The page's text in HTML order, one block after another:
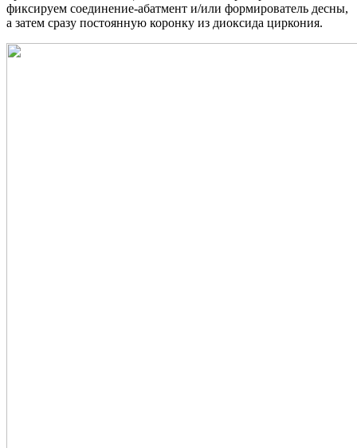
фиксируем соединение-абатмент и/или формирователь десны,
а затем сразу постоянную коронку из диоксида циркония.